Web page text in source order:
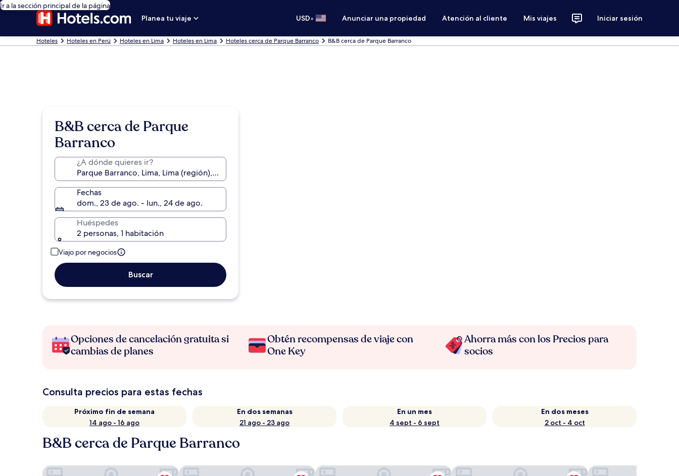
Ir a la sección principal de la página
Planea tu viaje
USD• Anunciar una propiedad Atención al cliente Mis viajes Iniciar sesión
Hoteles Hoteles en Perú Hoteles en Lima Hoteles en Lima Hoteles cerca de Parque Barranco B&B cerca de Parque Barranco
B&B cerca de Parque
Barranco
¿A dónde quieres ir?
Fechas
dom., 23 de ago. - lun., 24 de ago.
Huéspedes
2 personas, 1 habitación
Viajo por negocios
Buscar
Opciones de cancelación gratuita si
cambias de planes
Obtén recompensas de viaje con
One Key
Ahorra más con los Precios para
socios
Consulta precios para estas fechas
Próximo fin de semana
14 ago - 16 ago
En dos semanas
21 ago - 23 ago
En un mes
4 sept - 6 sept
En dos meses
2 oct - 4 oct
B&B cerca de Parque Barranco
Second Home Peru Barranco Boutique Hotel by 3B La casa del Viajero Belma Boutique B&B Quinta Miraflores